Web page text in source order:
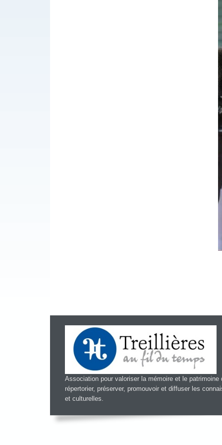
Association pour valoriser la mémoire et le patrimoine
répertorier, préserver, promouvoir et diffuser les
et culturelles.